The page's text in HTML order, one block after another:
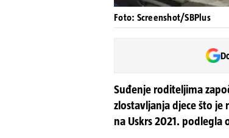
Foto: Screenshot/SBPlus
Suđenje roditeljima
zlostavljanja djece što je
na Uskrs 2021. podlegla